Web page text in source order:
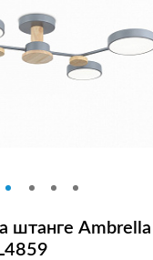
штанге Ambrella